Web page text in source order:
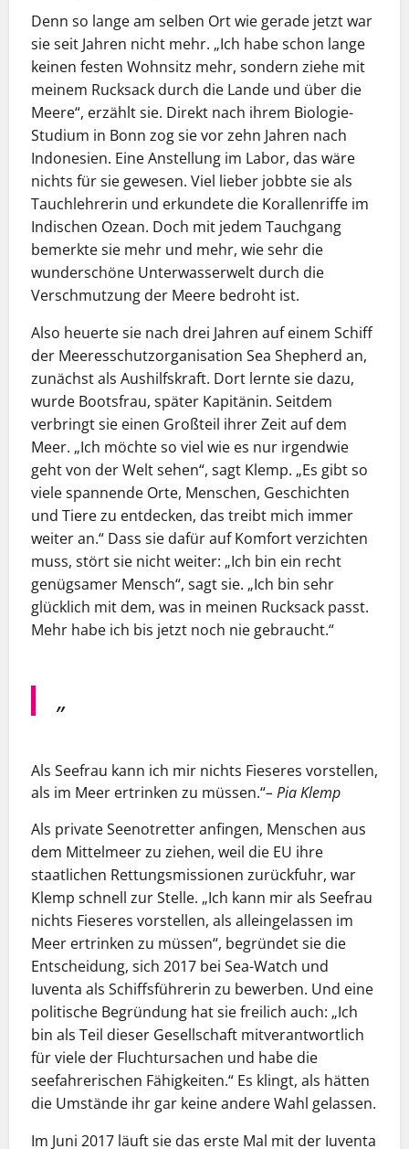
Denn so lange am selben Ort wie gerade jetzt war
sie seit Jahren nicht mehr. „Ich habe schon lange
keinen festen Wohnsitz mehr, sondern ziehe mit
meinem Rucksack durch die Lande und über die
Meere“, erzählt sie. Direkt nach ihrem Biologie-
Studium in Bonn zog sie vor zehn Jahren nach
Indonesien. Eine Anstellung im Labor, das wäre
nichts für sie gewesen. Viel lieber jobbte sie als
Tauchlehrerin und erkundete die Korallenriffe im
Indischen Ozean. Doch mit jedem Tauchgang
bemerkte sie mehr und mehr, wie sehr die
wunderschöne Unterwasserwelt durch die
Verschmutzung der Meere bedroht ist.
Also heuerte sie nach drei Jahren auf einem Schiff
der Meeresschutzorganisation Sea Shepherd an,
zunächst als Aushilfskraft. Dort lernte sie dazu,
wurde Bootsfrau, später Kapitänin. Seitdem
verbringt sie einen Großteil ihrer Zeit auf dem
Meer. „Ich möchte so viel wie es nur irgendwie
geht von der Welt sehen“, sagt Klemp. „Es gibt so
viele spannende Orte, Menschen, Geschichten
und Tiere zu entdecken, das treibt mich immer
weiter an.“ Dass sie dafür auf Komfort verzichten
muss, stört sie nicht weiter: „Ich bin ein recht
genügsamer Mensch“, sagt sie. „Ich bin sehr
glücklich mit dem, was in meinen Rucksack passt.
Mehr habe ich bis jetzt noch nie gebraucht.“
„
Als Seefrau kann ich mir nichts Fieseres vorstellen,
als im Meer ertrinken zu müssen.“– Pia Klemp
Als private Seenotretter anfingen, Menschen aus
dem Mittelmeer zu ziehen, weil die EU ihre
staatlichen Rettungsmissionen zurückfuhr, war
Klemp schnell zur Stelle. „Ich kann mir als Seefrau
nichts Fieseres vorstellen, als alleingelassen im
Meer ertrinken zu müssen“, begründet sie die
Entscheidung, sich 2017 bei Sea-Watch und
Iuventa als Schiffsführerin zu bewerben. Und eine
politische Begründung hat sie freilich auch: „Ich
bin als Teil dieser Gesellschaft mitverantwortlich
für viele der Fluchtursachen und habe die
seefahrerischen Fähigkeiten.“ Es klingt, als hätten
die Umstände ihr gar keine andere Wahl gelassen.
Im Juni 2017 läuft sie das erste Mal mit der Iuventa